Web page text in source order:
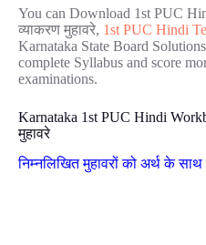
You can Download 1st PUC
व्याकरण मुहावरे, 1st PUC Hindi
Karnataka State Board
complete Syllabus and score
examinations.
Karnataka 1st PUC Hindi
मुहावरे
निम्नलिखित मुहावरों को अर्थ के साथ